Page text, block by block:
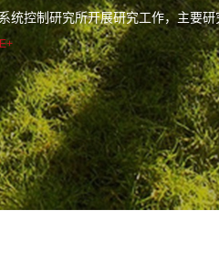
统控制研究所开展研究工作，主要